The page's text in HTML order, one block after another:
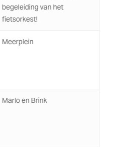
begeleiding van het
fietsorkest!
Meerplein
Marlo en Brink